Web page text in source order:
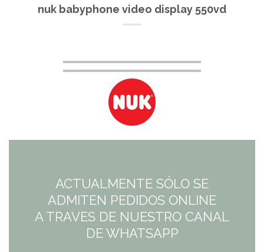
nuk babyphone video display 550vd
El
precio
original
125,95€.
El
precio
actual
81,87€.
ACTUALMENTE SÓLO SE
ADMITEN PEDIDOS ONLINE
A TRAVES DE NUESTRO CANAL
DE WHATSAPP